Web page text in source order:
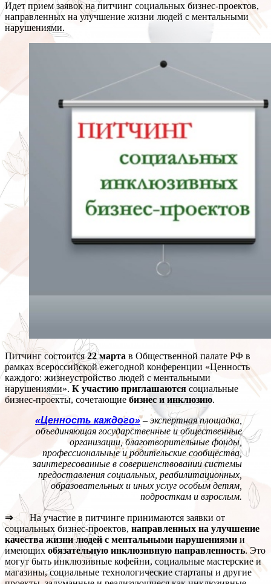
Идет прием заявок на питчинг социальных бизнес-проектов,
направленных на улучшение жизни людей с ментальными
нарушениями.
Питчинг состоится22 марта в Общественной палате РФ в
рамках всероссийской ежегодной конференции «Ценность
каждого: жизнеустройство людей с ментальными
нарушениями». К участию приглашаются социальные
бизнес-проекты, сочетающие бизнес и инклюзию.
«Ценность каждого»– экспертная площадка,
объединяющая государственные и общественные
организации, благотворительные фонды,
профессиональные и родительские сообщества,
заинтересованные в совершенствовании системы
предоставления социальных, реабилитационных,
образовательных и иных услуг особым детям,
подросткам и взрослым.
⇒На участие в питчинге принимаются заявки от
социальных бизнес-проектов, направленных на улучшение
качества жизни людей с ментальными нарушениямии
имеющих обязательную инклюзивную направленность. Это
могут быть инклюзивные кофейни, социальные мастерские и
магазины, социальные технологические стартапы и другие